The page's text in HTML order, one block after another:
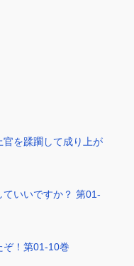
を蹂躙して成り上が
いいですか？ 第01-
ぞ！第01-10巻